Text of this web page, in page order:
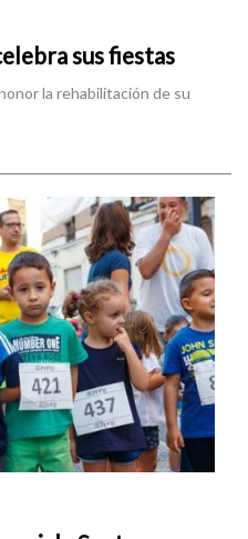
sus fiestas
la rehabilitación de su